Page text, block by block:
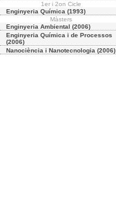
1er i 2on Cicle
Enginyeria Química (1993)
Màsters
Enginyeria Ambiental (2006)
Enginyeria Química i de Processos
(2006)
Nanociència i Nanotecnologia (2006)